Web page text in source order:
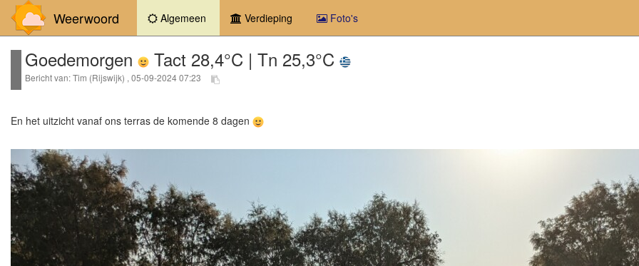
Weerwoord Algemeen (current)Verdieping Foto's
Goedemorgen Tact 28,4°C | Tn 25,3°C
Bericht van: Tim (Rijswijk) , 05-09-2024 07:23
En het uitzicht vanaf ons terras de komende 8 dagen